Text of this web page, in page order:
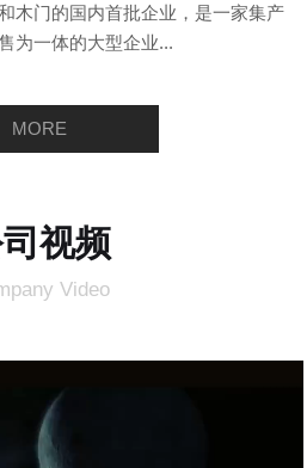
木门的国内首批企业，是一家集产
为一体的大型企业...
MORE
视频
Video